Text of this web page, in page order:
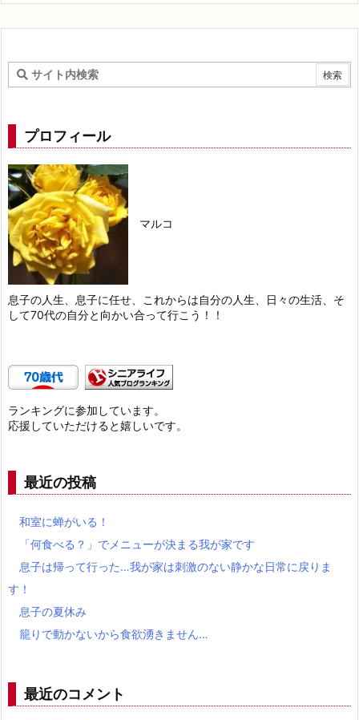
プロフィール
マルコ
息子の人生、息子に任せ、これからは自分の人生、日々の生活、そ
して70代の自分と向かい合って行こう！！
ランキングに参加しています。
応援していただけると嬉しいです。
最近の投稿
和室に蝉がいる！
「何食べる？」でメニューが決まる我が家です
息子は帰って行った…我が家は刺激のない静かな日常に戻りま
す！
息子の夏休み
籠りで動かないから食欲湧きません…
最近のコメント